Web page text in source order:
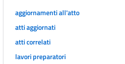
aggiornamenti all'atto
atti aggiornati
atti correlati
lavori preparatori